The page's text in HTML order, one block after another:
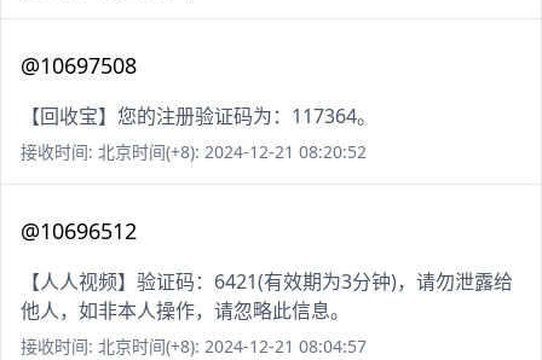
@10697508
【回收宝】您的注册验证码为：117364。
接收时间: 北京时间(+8): 2024-12-21 08:20:52
@10696512
【人人视频】验证码：6421(有效期为3分钟)，请勿泄露给
他人，如非本人操作，请忽略此信息。
接收时间: 北京时间(+8): 2024-12-21 08:04:57